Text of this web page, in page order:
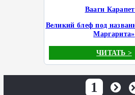
Ваагн
Великий блеф под
Маргарита»
ЧИТАТЬ >
1